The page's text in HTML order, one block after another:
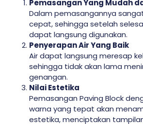
Pemasangan Yang Mudah
Dalam pemasangannya
cepat, sehingga setelah
dapat langsung digunakan.
Penyerapan Air Yang Baik
Air dapat langsung meresap
sehingga tidak akan lama
genangan.
Nilai Estetika
Pemasangan Paving Block
warna yang tepat akan
estetika, menciptakan